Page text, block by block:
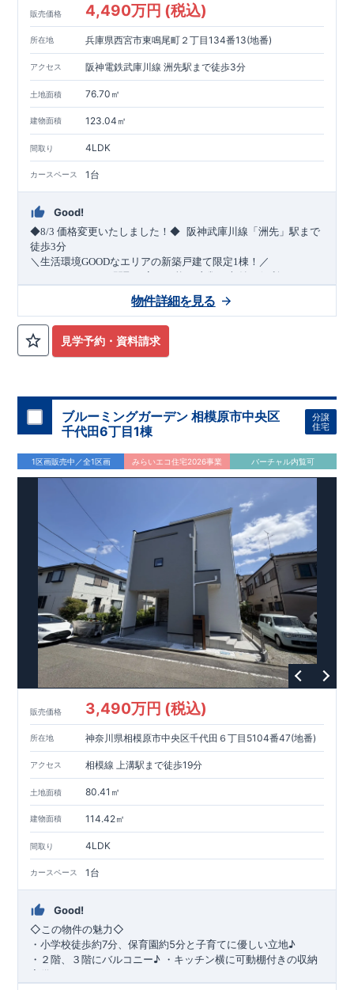
販売価格 4,490万円 (税込)
所在地 兵庫県西宮市東鳴尾町２丁目134番13(地番)
アクセス 阪神電鉄武庫川線 洲先駅まで徒歩3分
土地面積 76.70㎡
建物面積 123.04㎡
間取り 4LDK
カースペース 1台
Good!
◆8/3 価格変更いたしました！◆ ​阪神武庫川線 「洲先」駅まで
徒歩3分
＼生活環境GOODなエリアの新築戸建て限定1棟！／
・2部屋から行き来できる
・デザインと機能性を兼ね備えたオープンサニタリー
リビング全体を見渡せる
​
ーパー）徒歩10分 約787ｍ)​
・網戸
↓クリックすると特設ページにジャンプします↓
2024 年グッドデザイン賞 プロジェクト同時受賞
せる道」 ○第18回キッズデザイン賞受賞 ・2024年、東栄住宅
の新たな空間提案 「マルチエント ランス」が受賞いたしまし
た！
耐震等級最高等級3 ・数百年に一度の地震に耐える力
倍の耐震性！
ー採用で安心！ ○BELS ・エコ住宅としての性能評価を全号棟
が取得しています！ ○住宅性能評価ダブル取得 ・『設計』住
ております。
・『建設』住宅性能評価…評価を受けた図面通
りに施工されているか、建設までに計4回チェックが行われま
す。
平日・休日ご内覧可能です！
ぜひお気軽にお問い合わせください♪ 西宮営業所 TEL
0798-
38-1246​(定休日：火・水・年末年始
見学予約・資料請求
物件詳細を見る
ブルーミングガーデン 相模原市中央区
千代田6丁目1棟
分譲
住宅
1区画販売中／全1区画 みらいエコ住宅2026事業 バーチャル内覧可
販売価格 3,490万円 (税込)
所在地 神奈川県相模原市中央区千代田６丁目5104番47(地番)
アクセス 相模線 上溝駅まで徒歩19分
土地面積 80.41㎡
建物面積 114.42㎡
間取り 4LDK
カースペース 1台
Good!
◇ この物件の魅力◇
・小学校徒歩約7分、保育園約5分と子育てに優しい立地♪
・２階、３階にバルコニー♪ ・キッチン横に可動棚付きの収納
完備。